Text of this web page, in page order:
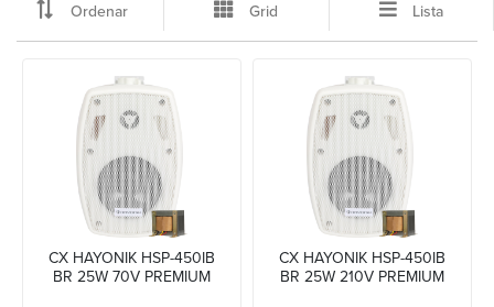
Ordenar Grid Lista
CX HAYONIK HSP-450IB
BR 25W 70V PREMIUM
CX HAYONIK HSP-450IB
BR 25W 210V PREMIUM